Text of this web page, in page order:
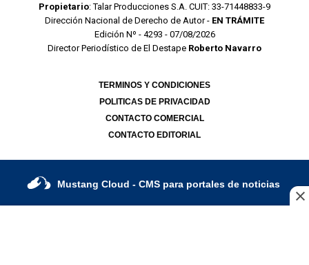
Propietario: Talar Producciones S.A. CUIT: 33-71448833-9
Dirección Nacional de Derecho de Autor - EN TRÁMITE
Edición Nº - 4293 - 07/08/2026
Director Periodístico de El Destape Roberto Navarro
TERMINOS Y CONDICIONES
POLITICAS DE PRIVACIDAD
CONTACTO COMERCIAL
CONTACTO EDITORIAL
Mustang Cloud - CMS para portales de noticias